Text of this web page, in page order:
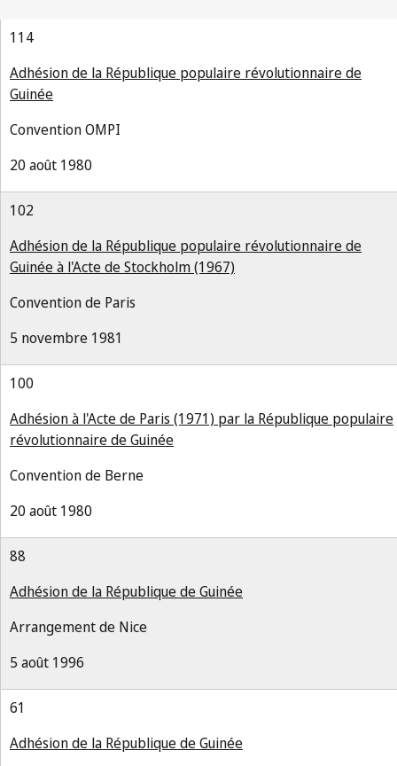
114
Adhésion de la République populaire révolutionnaire de
Guinée
Convention OMPI
20 août 1980
102
Adhésion de la République populaire révolutionnaire de
Guinée à l'Acte de Stockholm (1967)
Convention de Paris
5 novembre 1981
100
Adhésion à l'Acte de Paris (1971) par la République populaire
révolutionnaire de Guinée
Convention de Berne
20 août 1980
88
Adhésion de la République de Guinée
Arrangement de Nice
5 août 1996
61
Adhésion de la République de Guinée